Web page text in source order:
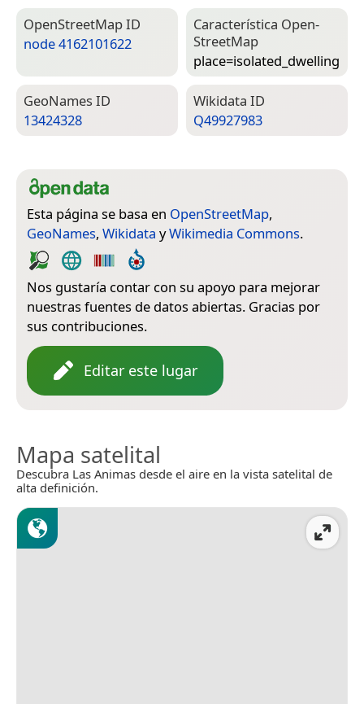
Open­Street­Map ID
node 4162101622
Característica Open­
Street­Map
place=­isolated_dwelling
Geo­Names ID
13424328
Wiki­data ID
Q49927983
Esta página se basa en OpenStreetMap,
GeoNames, Wikidata yWikimedia Commons.
Nos gustaría contar con su apoyo para mejorar
nuestras fuentes de datos abiertas. Gracias por
sus contribuciones.
Editar este lugar
Mapa satelital
Descubra Las Animas desde el aire en la vista satelital de
alta definición.